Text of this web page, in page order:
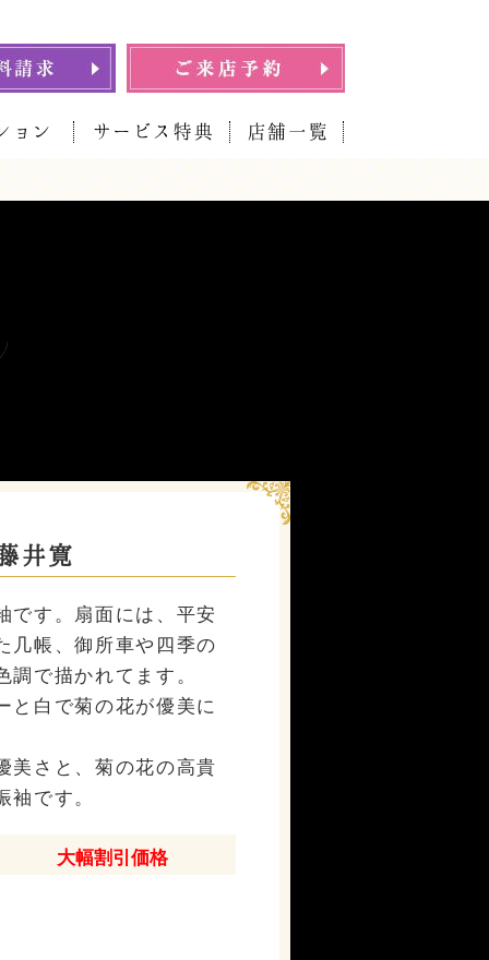
ョン サービス特典 店舗一覧
井寛
です。扇面には、平安
几帳、御所車や四季の
調で描かれてます。
と白で菊の花が優美に
美さと、菊の花の高貴
袖です。
大幅割引価格